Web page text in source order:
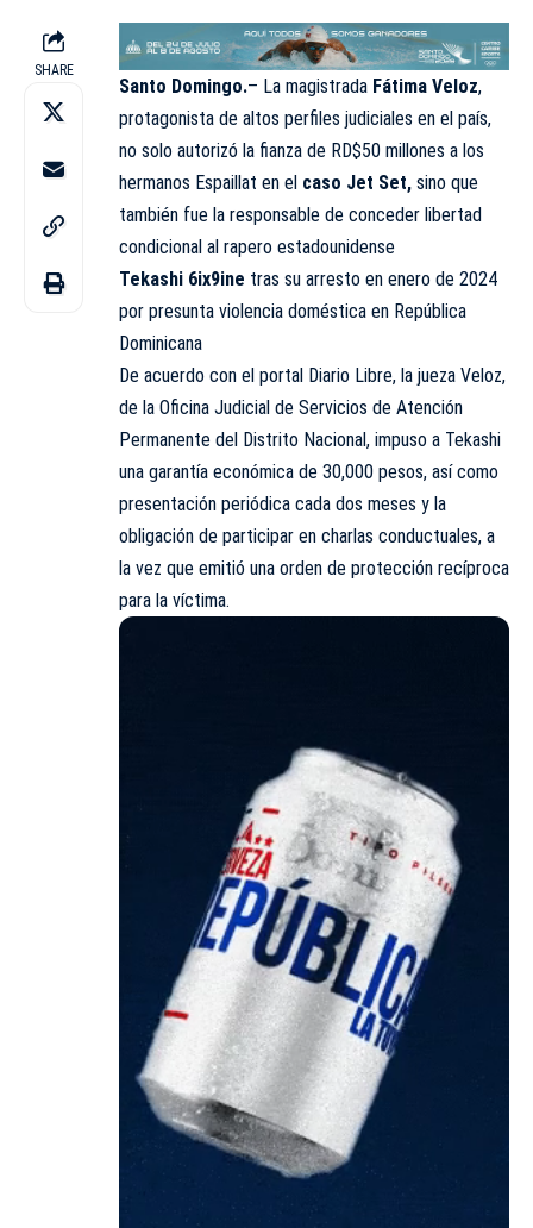
SHARE
Santo Domingo.– La magistrada Fátima Veloz,
protagonista de altos perfiles judiciales en el país,
no solo autorizó la fianza de RD$50 millones a los
hermanos Espaillat en el caso Jet Set, sino que
también fue la responsable de conceder libertad
condicional al rapero estadounidense
Tekashi 6ix9ine tras su arresto en enero de 2024
por presunta violencia doméstica en República
Dominicana
De acuerdo con el portal Diario Libre, la jueza Veloz,
de la Oficina Judicial de Servicios de Atención
Permanente del Distrito Nacional, impuso a Tekashi
una garantía económica de 30,000 pesos, así como
presentación periódica cada dos meses y la
obligación de participar en charlas conductuales, a
la vez que emitió una orden de protección recíproca
para la víctima.